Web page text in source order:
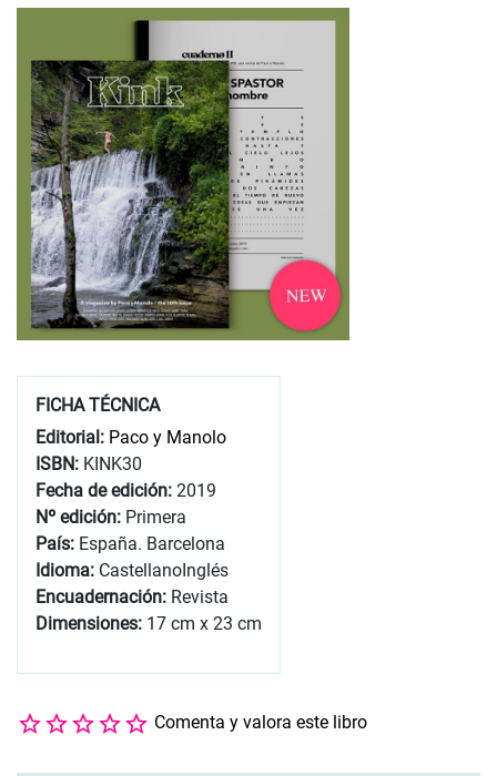
FICHA TÉCNICA
Editorial: Paco y Manolo
ISBN: KINK30
Fecha de edición: 2019
Nº edición: Primera
País: España. Barcelona
Idioma: CastellanoInglés
Encuadernación: Revista
Dimensiones: 17 cm x 23 cm
Comenta y valora este libro